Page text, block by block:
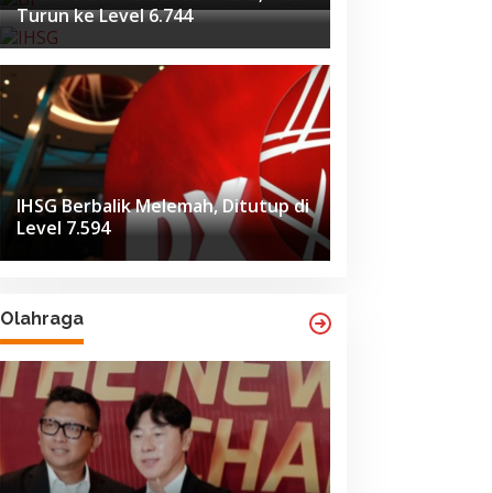
Turun ke Level 6.744
IHSG Berbalik Melemah, Ditutup di
Level 7.594
Olahraga